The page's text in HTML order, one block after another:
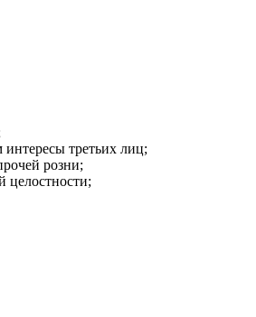
третьих лиц;
розни;
целостности;